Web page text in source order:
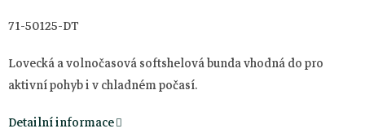
71-50125-DT
Lovecká a volnočasová softshelová bunda vhodná do pro
aktivní pohyb i v chladném počasí.
Detailní informace